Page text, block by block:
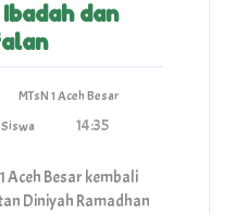
dan
MTsN 1 Aceh Besar
Siswa 14:35
Aceh Besar kembali
Diniyah Ramadhan